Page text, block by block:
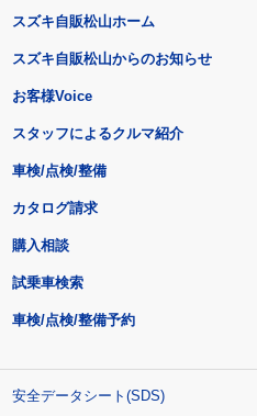
スズキ自販松山ホーム
スズキ自販松山からのお知らせ
お客様Voice
スタッフによるクルマ紹介
車検/点検/整備
カタログ請求
購入相談
試乗車検索
車検/点検/整備予約
安全データシート(SDS)